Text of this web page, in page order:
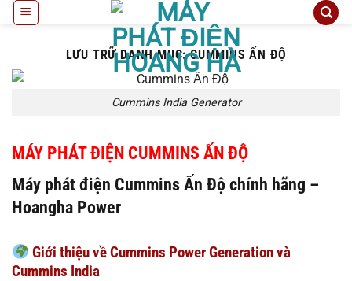
qua
dung
LƯU TRỮ DANH MỤC:CUMMINS ẤN ĐỘ
Cummins India Generator
MÁY PHÁT ĐIỆN CUMMINS ẤN ĐỘ
Máy phát điện Cummins Ấn Độ chính hãng –
Hoangha Power
Giới thiệu về Cummins Power Generation và
Cummins India